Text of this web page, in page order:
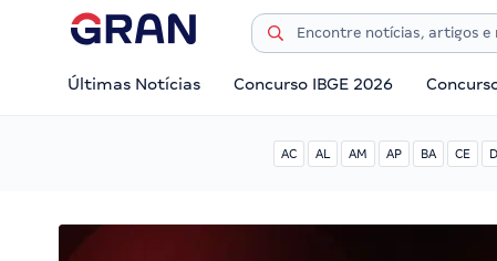
Últimas Notícias Concurso IBGE 2026
AC AL AM AP BA CE